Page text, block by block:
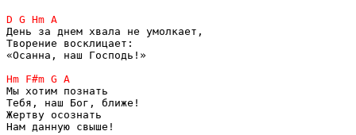
День за днем хвала не умолкает,
Творение восклицает:
«Осанна, наш Господь!»
Мы хотим познать
Тебя, наш Бог, ближе!
Жертву осознать
Нам данную свыше!